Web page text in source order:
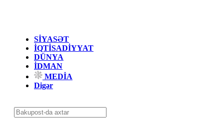
SİYASƏT
İQTİSADİYYAT
DÜNYA
İDMAN
MEDİA
Digər